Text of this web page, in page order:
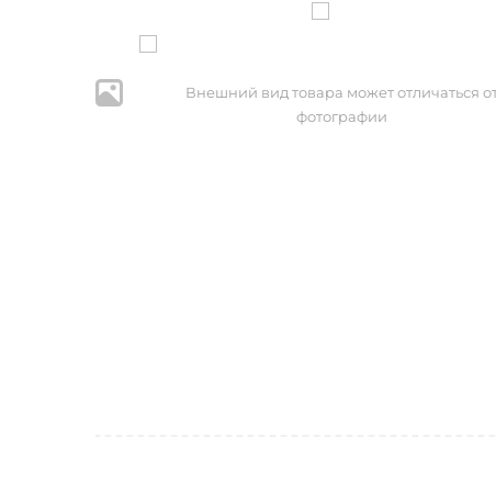
Внешний вид товара может отличаться
фотографии
*